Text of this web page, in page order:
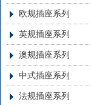
欧规插座系列
英规插座系列
澳规插座系列
中式插座系列
法规插座系列